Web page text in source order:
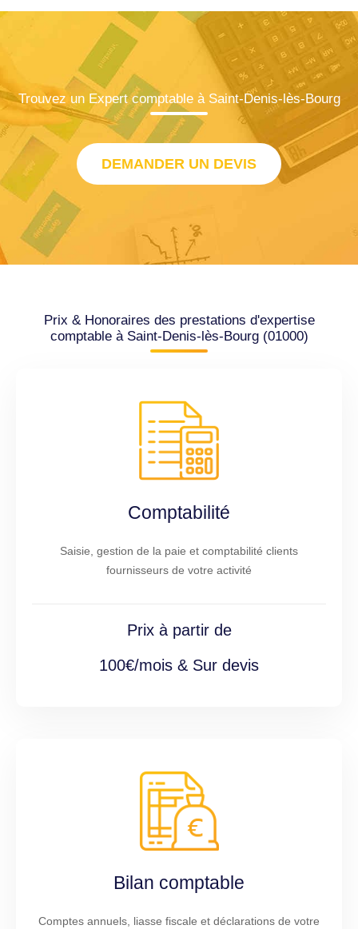
Trouvez un Expert comptable à Saint-Denis-lès-Bourg
DEMANDER UN DEVIS
Prix & Honoraires des prestations d'expertise
comptable à Saint-Denis-lès-Bourg (01000)
Comptabilité
Saisie, gestion de la paie et comptabilité clients
fournisseurs de votre activité
Prix à partir de
100€/mois & Sur devis
Bilan comptable
Comptes annuels, liasse fiscale et déclarations de votre